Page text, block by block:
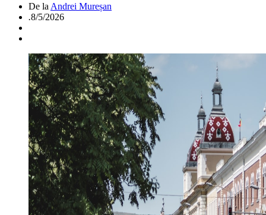
De la Andrei Mureșan
.8/5/2026